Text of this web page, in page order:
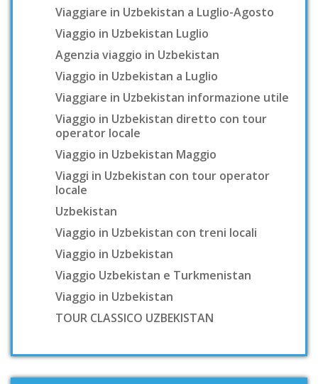
Viaggiare in Uzbekistan a Luglio-Agosto
Viaggio in Uzbekistan Luglio
Agenzia viaggio in Uzbekistan
Viaggio in Uzbekistan a Luglio
Viaggiare in Uzbekistan informazione utile
Viaggio in Uzbekistan diretto con tour
operator locale
Viaggio in Uzbekistan Maggio
Viaggi in Uzbekistan con tour operator
locale
Uzbekistan
Viaggio in Uzbekistan con treni locali
Viaggio in Uzbekistan
Viaggio Uzbekistan e Turkmenistan
Viaggio in Uzbekistan
TOUR CLASSICO UZBEKISTAN